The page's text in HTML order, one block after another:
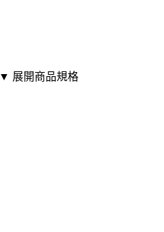
▼ 展開商品規格